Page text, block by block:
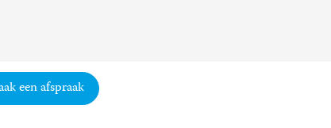
een afspraak